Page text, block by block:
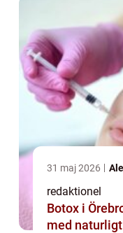
31 maj 2026
redaktionel
Botox i
med